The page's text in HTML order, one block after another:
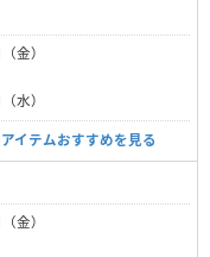
金）
水）
イテムおすすめを見る
金）